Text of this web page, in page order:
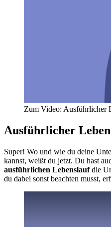
Zum Video: Ausführlicher
Ausführlicher
Super! Wo und wie du deine
kannst, weißt du jetzt. Du hast
ausführlichen Lebenslaufdie
du dabei sonst beachten musst,